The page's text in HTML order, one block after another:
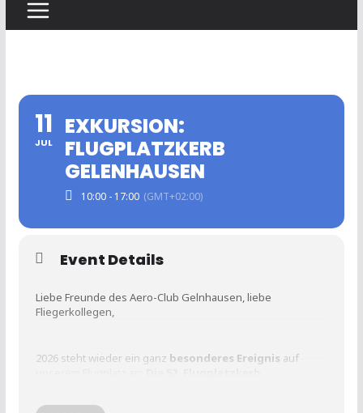
11
JUL
EXKURSION:
FLUGPLATZKERB
GELENHAUSEN
10:00 - 17:00 (GMT+02:00)
Event Details
Liebe Freunde des Aero-Club Gelnhausen, liebe
Fliegerkollegen,
2026 steht wieder ein ganz besonderes Ereignis auf
Flugzeugtypen eindrucksvoll demonstriert.